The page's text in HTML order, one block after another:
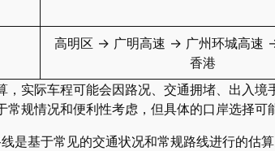
高明区 → 广明高速 → 广州环城高速
香港
，实际车程可能会因路况、交通拥堵、出入境
常规情况和便利性考虑，但具体的口岸选择可
是基于常见的交通状况和常规路线进行的估